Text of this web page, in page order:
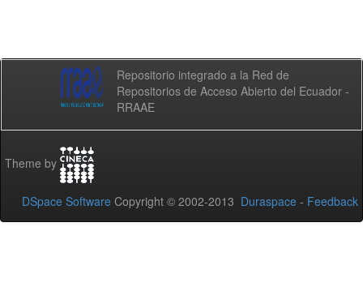
Repositorio integrado a la Red de
Repositorios de Acceso Abierto del Ecuador -
RRAAE
Theme by
DSpace Software Copyright © 2002-2013 Duraspace - Feedback